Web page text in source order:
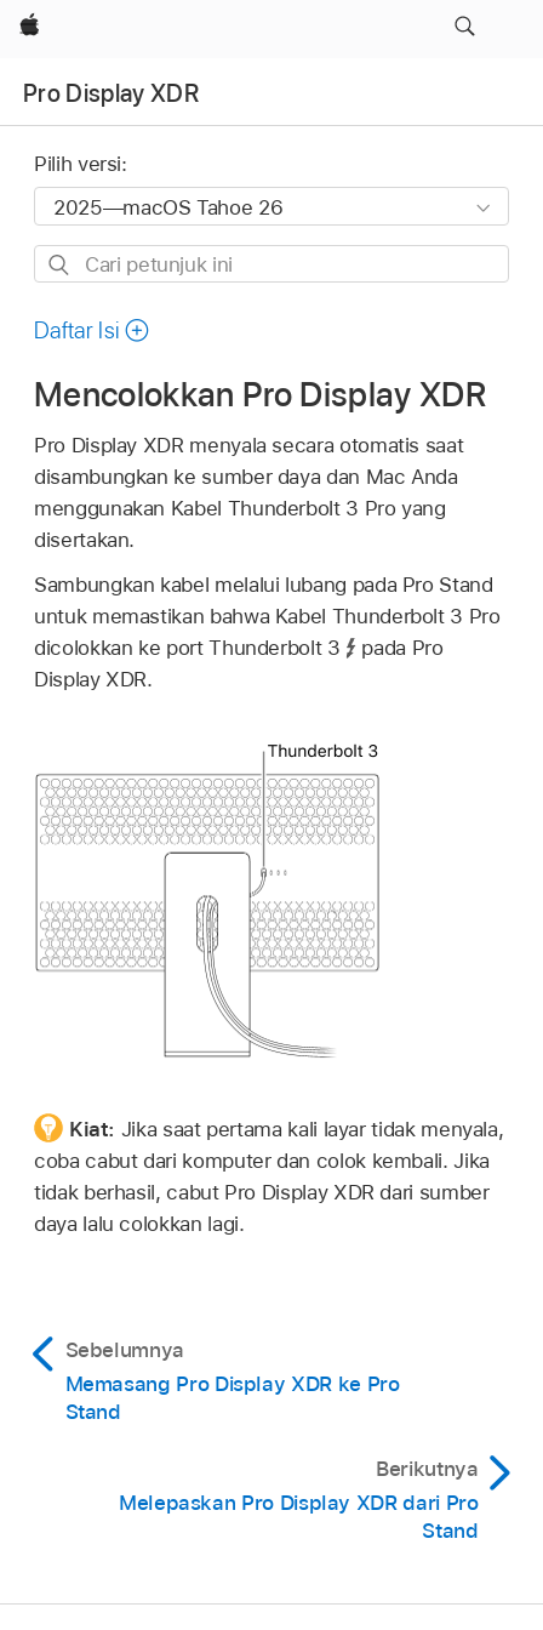
Apple
Pro Display XDR
Pilih versi:
Cari
ini
Daftar Isi
Mencolokkan Pro Display XDR
Pro Display XDR menyala secara otomatis saat
disambungkan ke sumber daya dan Mac Anda
menggunakan Kabel Thunderbolt 3 Pro yang
disertakan.
Sambungkan kabel melalui lubang pada Pro Stand
untuk memastikan bahwa Kabel Thunderbolt 3 Pro
dicolokkan ke port Thunderbolt 3
pada Pro
Display XDR.
Kiat: Jika saat pertama kali layar tidak menyala,
coba cabut dari komputer dan colok kembali. Jika
tidak berhasil, cabut Pro Display XDR dari sumber
daya lalu colokkan lagi.
Sebelumnya
Memasang Pro Display XDR ke Pro
Stand
Berikutnya
Melepaskan Pro Display XDR dari Pro
Stand